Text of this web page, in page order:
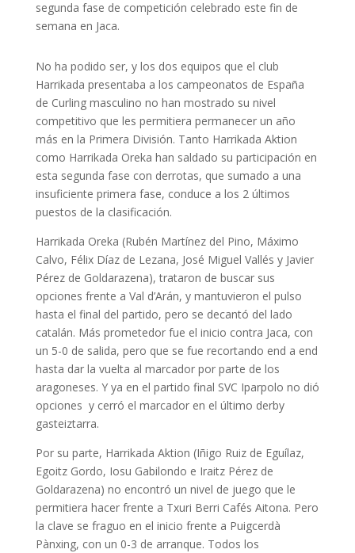
segunda fase de competición celebrado este fin de
semana en Jaca.
No ha podido ser, y los dos equipos que el club
Harrikada presentaba a los campeonatos de España
de Curling masculino no han mostrado su nivel
competitivo que les permitiera permanecer un año
más en la Primera División. Tanto Harrikada Aktion
como Harrikada Oreka han saldado su participación en
esta segunda fase con derrotas, que sumado a una
insuficiente primera fase, conduce a los 2 últimos
puestos de la clasificación.
Harrikada Oreka (Rubén Martínez del Pino, Máximo
Calvo, Félix Díaz de Lezana, José Miguel Vallés y Javier
Pérez de Goldarazena), trataron de buscar sus
opciones frente a Val d’Arán, y mantuvieron el pulso
hasta el final del partido, pero se decantó del lado
catalán. Más prometedor fue el inicio contra Jaca, con
un 5-0 de salida, pero que se fue recortando end a end
hasta dar la vuelta al marcador por parte de los
aragoneses. Y ya en el partido final SVC Iparpolo no dió
opciones y cerró el marcador en el último derby
gasteiztarra.
Por su parte, Harrikada Aktion (Iñigo Ruiz de Eguílaz,
Egoitz Gordo, Iosu Gabilondo e Iraitz Pérez de
Goldarazena) no encontró un nivel de juego que le
permitiera hacer frente a Txuri Berri Cafés Aitona. Pero
la clave se fraguo en el inicio frente a Puigcerdà
Pànxing, con un 0-3 de arranque. Todos los